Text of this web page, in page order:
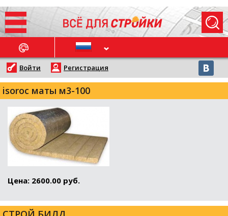
НОВОСТИ
Войти Регистрация
isoroc маты м3-100
Цена: 2600.00 руб.